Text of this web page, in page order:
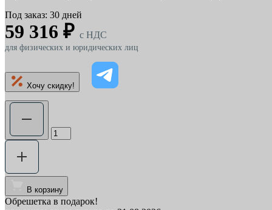
Под заказ: 30 дней
59 316 ₽ c НДС
для физических и юридических лиц
Хочу скидку!
В корзину
Обрешетка в подарок!